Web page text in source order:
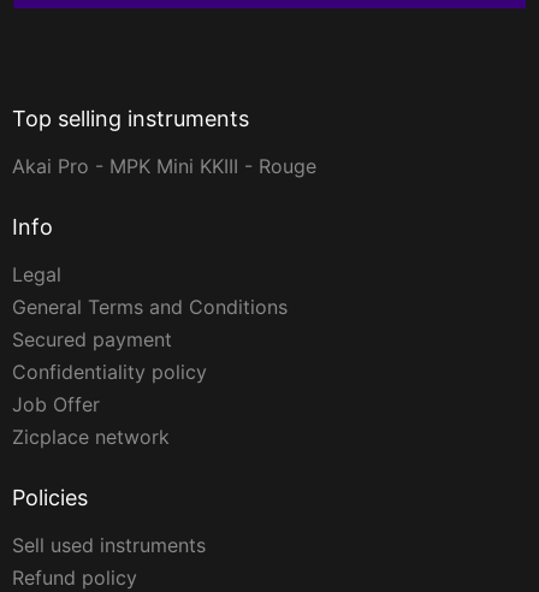
Top selling instruments
Akai Pro - MPK Mini KKIII - Rouge
Info
Legal
General Terms and Conditions
Secured payment
Confidentiality policy
Job Offer
Zicplace network
Policies
Sell used instruments
Refund policy